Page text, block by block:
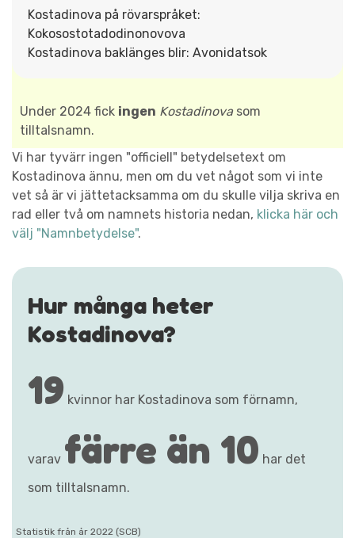
Kostadinova på rövarspråket:
Kokosostotadodinonovova
Kostadinova baklänges blir: Avonidatsok
Under 2024 fick ingen Kostadinovasom
tilltalsnamn.
Vi har tyvärr ingen "officiell" betydelsetext om
Kostadinova ännu, men om du vet något som vi inte
vet så är vi jättetacksamma om du skulle vilja skriva en
rad eller två om namnets historia nedan, klicka här och
välj "Namnbetydelse".
Hur många heter
Kostadinova?
19 kvinnor har Kostadinova som förnamn,
varav färre än 10 har det
som tilltalsnamn.
Statistik från år 2022 (SCB)